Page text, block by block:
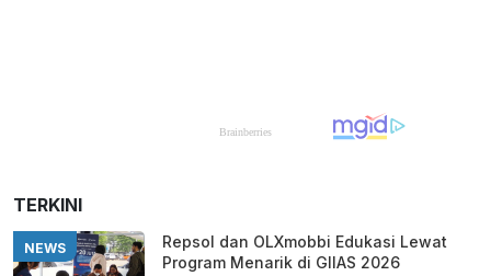
TERKINI
NEWS
Repsol dan OLXmobbi Edukasi Lewat
Program Menarik di GIIAS 2026